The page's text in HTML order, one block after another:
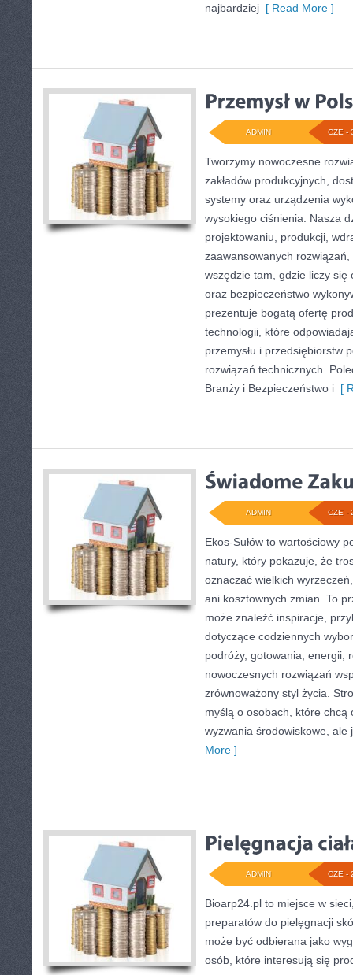
najbardziej [ Read More ]
CZE -
ADMIN
Tworzymy nowoczesne
zakładów produkcyjnych,
systemy oraz urządzenia
wysokiego ciśnienia. Nasza
projektowaniu, produkcji,
zaawansowanych
wszędzie tam, gdzie liczy się
oraz bezpieczeństwo
prezentuje bogatą ofertę
technologii, które
przemysłu i przedsiębiorstw
rozwiązań technicznych.
Branży i Bezpieczeństwo i [
CZE -
ADMIN
Ekos-Sułów to wartościowy
natury, który pokazuje, że
oznaczać wielkich
ani kosztownych zmian. To
może znaleźć inspiracje,
dotyczące codziennych
podróży, gotowania, energii,
nowoczesnych rozwiązań
zrównoważony styl życia.
myślą o osobach, które chcą
wyzwania środowiskowe, ale
More ]
CZE -
ADMIN
Bioarp24.pl to miejsce w
preparatów do pielęgnacji
może być odbierana jako
osób, które interesują się